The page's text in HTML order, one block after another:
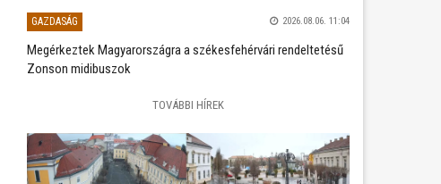
GAZDASÁG 2026.08.06. 11:04
Megérkeztek Magyarországra a székesfehérvári rendeltetésű
Zonson midibuszok
TOVÁBBI HÍREK